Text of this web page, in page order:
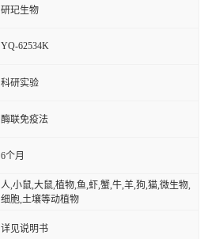
研玘生物
YQ-62534K
科研实验
酶联免疫法
6个月
人,小鼠,大鼠,植物,鱼,虾,蟹,牛,羊,狗,猫,微生物,
细胞,土壤等动植物
详见说明书